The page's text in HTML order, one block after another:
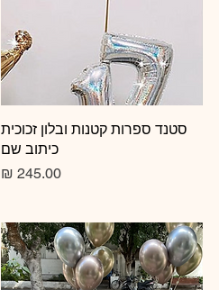
תצוגה מהירה
סטנד ספרות קטנות ובלון זכוכית
כיתוב שם
מחיר‏245.00 ‏₪